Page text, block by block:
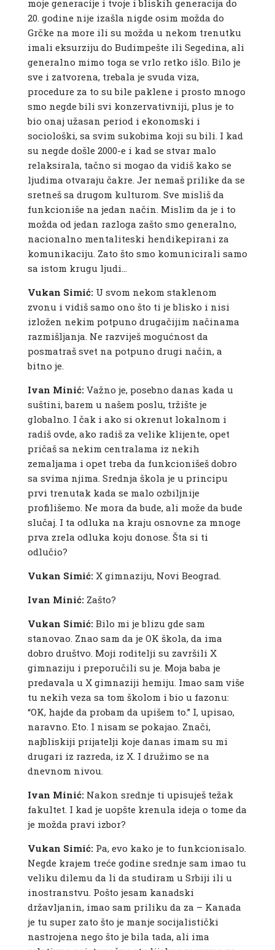
moje generacije i tvoje i bliskih generacija do
20. godine nije izašla nigde osim možda do
Grčke na more ili su možda u nekom trenutku
imali eksurziju do Budimpešte ili Segedina, ali
generalno mimo toga se vrlo retko išlo. Bilo je
sve i zatvorena, trebala je svuda viza,
procedure za to su bile paklene i prosto mnogo
smo negde bili svi konzervativniji, plus je to
bio onaj užasan period i ekonomski i
sociološki, sa svim sukobima koji su bili. I kad
su negde došle 2000-e i kad se stvar malo
relaksirala, tačno si mogao da vidiš kako se
ljudima otvaraju čakre. Jer nemaš prilike da se
sretneš sa drugom kulturom. Sve misliš da
funkcioniše na jedan način. Mislim da je i to
možda od jedan razloga zašto smo generalno,
nacionalno mentaliteski hendikepirani za
komunikaciju. Zato što smo komunicirali samo
sa istom krugu ljudi…
Vukan Simić:U svom nekom staklenom
zvonu i vidiš samo ono što ti je blisko i nisi
izložen nekim potpuno drugačijim načinama
razmišljanja. Ne razviješ mogućnost da
posmatraš svet na potpuno drugi način, a
bitno je.
Ivan Minić:Važno je, posebno danas kada u
suštini, barem u našem poslu, tržište je
globalno. I čak i ako si okrenut lokalnom i
radiš ovde, ako radiš za velike klijente, opet
pričaš sa nekim centralama iz nekih
zemaljama i opet treba da funkcionišeš dobro
sa svima njima. Srednja škola je u principu
prvi trenutak kada se malo ozbiljnije
profilišemo. Ne mora da bude, ali može da bude
slučaj. I ta odluka na kraju osnovne za mnoge
prva zrela odluka koju donose. Šta si ti
odlučio?
Vukan Simić:X gimnaziju, Novi Beograd.
Ivan Minić:Zašto?
Vukan Simić:Bilo mi je blizu gde sam
stanovao. Znao sam da je OK škola, da ima
dobro društvo. Moji roditelji su završili X
gimnaziju i preporučili su je. Moja baba je
predavala u X gimnaziji hemiju. Imao sam više
tu nekih veza sa tom školom i bio u fazonu:
“OK, hajde da probam da upišem to.” I, upisao,
naravno. Eto. I nisam se pokajao. Znači,
najbliskiji prijatelji koje danas imam su mi
drugari iz razreda, iz X. I družimo se na
dnevnom nivou.
Ivan Minić:Nakon srednje ti upisuješ težak
fakultet. I kad je uopšte krenula ideja o tome da
je možda pravi izbor?
Vukan Simić:Pa, evo kako je to funkcionisalo.
Negde krajem treće godine srednje sam imao tu
veliku dilemu da li da studiram u Srbiji ili u
inostranstvu. Pošto jesam kanadski
državljanin, imao sam priliku da za – Kanada
je tu super zato što je manje socijalistički
nastrojena nego što je bila tada, ali ima